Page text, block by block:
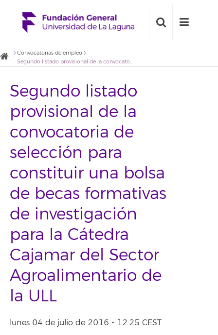
Convocatorias de empleo
Segundo listado provisional de la convocatoria de selección para constituir una bolsa de becas formativas de investigación para la Cátedra Cajamar del Sector Agroalimentario de la ULL
Segundo listado
provisional de la
convocatoria de
selección para
constituir una bolsa
de becas formativas
de investigación
para la Cátedra
Cajamar del Sector
Agroalimentario de
la ULL
lunes 04 de julio de 2016 - 12:25 CEST